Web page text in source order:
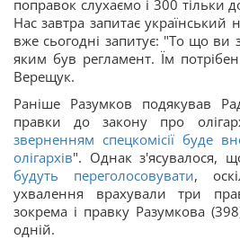
поправок слухаємо і 300 тільки
Нас завтра запитає український
вже сьогодні запитує: "То що ви
яким був регламент. Їм
Верещук.
Раніше Разумков подякував
правки до закону про
зверненням спецкомісії буде
олігархів". Однак з'ясувалося,
будуть переголосовувати,
ухвалення врахували три
зокрема і правку Разумкова
одній.